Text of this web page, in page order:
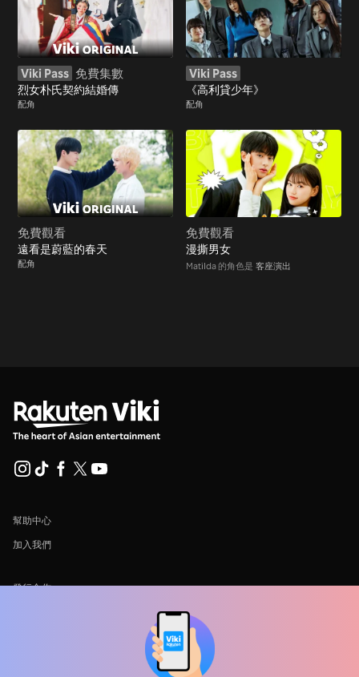
Viki Pass 免費集數
烈女朴氏契約結婚傳
配角
Viki Pass
《高利貸少年》
配角
免費觀看
遠看是蔚藍的春天
配角
免費觀看
漫撕男女
Matilda 的角色是 客座演出
幫助中心
加入我們
發行合作